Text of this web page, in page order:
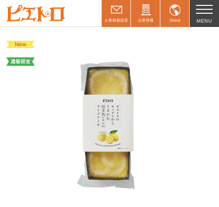
お客様相談室 企業情報 Global MENU